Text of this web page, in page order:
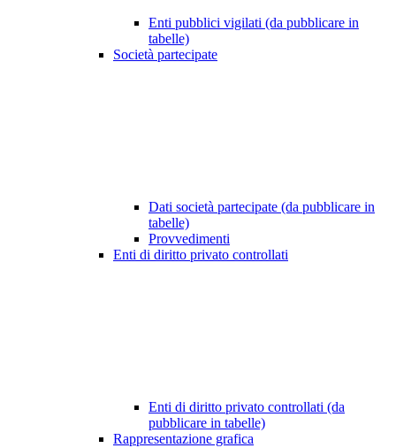
Enti pubblici vigilati (da pubblicare in
tabelle)
Società partecipate
Dati società partecipate (da pubblicare in
tabelle)
Provvedimenti
Enti di diritto privato controllati
Enti di diritto privato controllati (da
pubblicare in tabelle)
Rappresentazione grafica